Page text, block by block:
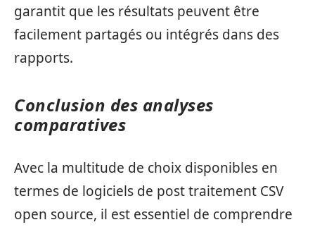
garantit que les résultats peuvent être
facilement partagés ou intégrés dans des
rapports.
Conclusion des analyses
comparatives
Avec la multitude de choix disponibles en
termes de logiciels de post traitement CSV
open source, il est essentiel de comprendre